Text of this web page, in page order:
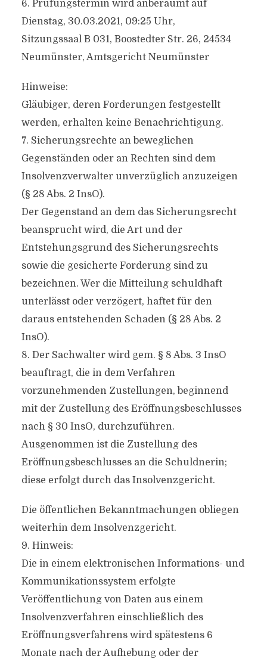
6. Prüfungstermin wird anberaumt auf
Dienstag, 30.03.2021, 09:25 Uhr,
Sitzungssaal B 031, Boostedter Str. 26, 24534
Neumünster, Amtsgericht Neumünster
Hinweise:
Gläubiger, deren Forderungen festgestellt
werden, erhalten keine Benachrichtigung.
7. Sicherungsrechte an beweglichen
Gegenständen oder an Rechten sind dem
Insolvenzverwalter unverzüglich anzuzeigen
(§ 28 Abs. 2 InsO).
Der Gegenstand an dem das Sicherungsrecht
beansprucht wird, die Art und der
Entstehungsgrund des Sicherungsrechts
sowie die gesicherte Forderung sind zu
bezeichnen. Wer die Mitteilung schuldhaft
unterlässt oder verzögert, haftet für den
daraus entstehenden Schaden (§ 28 Abs. 2
InsO).
8. Der Sachwalter wird gem. § 8 Abs. 3 InsO
beauftragt, die in dem Verfahren
vorzunehmenden Zustellungen, beginnend
mit der Zustellung des Eröffnungsbeschlusses
nach § 30 InsO, durchzuführen.
Ausgenommen ist die Zustellung des
Eröffnungsbeschlusses an die Schuldnerin;
diese erfolgt durch das Insolvenzgericht.
Die öffentlichen Bekanntmachungen obliegen
weiterhin dem Insolvenzgericht.
9. Hinweis:
Die in einem elektronischen Informations- und
Kommunikationssystem erfolgte
Veröffentlichung von Daten aus einem
Insolvenzverfahren einschließlich des
Eröffnungsverfahrens wird spätestens 6
Monate nach der Aufhebung oder der